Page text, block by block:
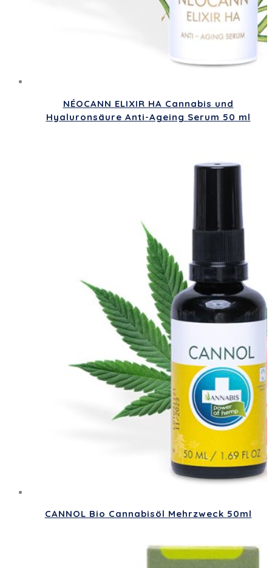
NÉOCANN ELIXIR HA Cannabis und
Hyaluronsäure Anti-Ageing Serum 50 ml
CANNOL Bio Cannabisöl Mehrzweck 50ml